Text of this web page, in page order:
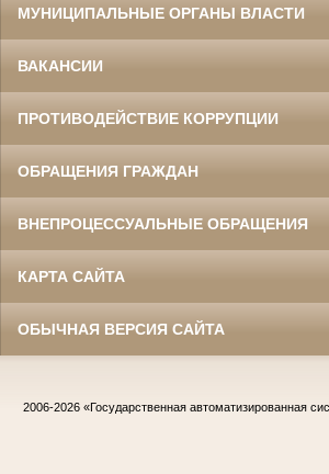
МУНИЦИПАЛЬНЫЕ ОРГАНЫ ВЛАСТИ
ВАКАНСИИ
ПРОТИВОДЕЙСТВИЕ КОРРУПЦИИ
ОБРАЩЕНИЯ ГРАЖДАН
ВНЕПРОЦЕССУАЛЬНЫЕ ОБРАЩЕНИЯ
КАРТА САЙТА
ОБЫЧНАЯ ВЕРСИЯ САЙТА
2006-2026 «Государственная автоматизированная